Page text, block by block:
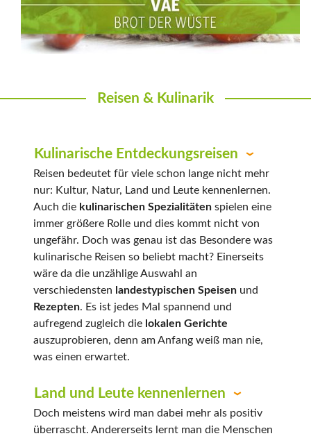
Reisen & Kulinarik
Kulinarische Entdeckungsreisen
Reisen bedeutet für viele schon lange nicht mehr
nur: Kultur, Natur, Land und Leute kennenlernen.
Auch die kulinarischen Spezialitäten spielen eine
immer größere Rolle und dies kommt nicht von
ungefähr. Doch was genau ist das Besondere was
kulinarische Reisen so beliebt macht? Einerseits
wäre da die unzählige Auswahl an
verschiedensten landestypischen Speisen und
Rezepten. Es ist jedes Mal spannend und
aufregend zugleich die lokalen Gerichte
auszuprobieren, denn am Anfang weiß man nie,
was einen erwartet.
Land und Leute kennenlernen
Doch meistens wird man dabei mehr als positiv
überrascht. Andererseits lernt man die Menschen